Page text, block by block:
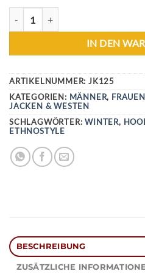
IN DEN
ARTIKELNUMMER:JK125
KATEGORIEN: MÄNNER, FRAUEN
JACKEN & WESTEN
SCHLAGWÖRTER:WINTER,
ETHNOSTYLE
BESCHREIBUNG
ZUSÄTZLICHE